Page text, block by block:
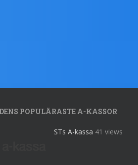
POPULÄRASTE A-KASSOR
STs A-kassa 41 views